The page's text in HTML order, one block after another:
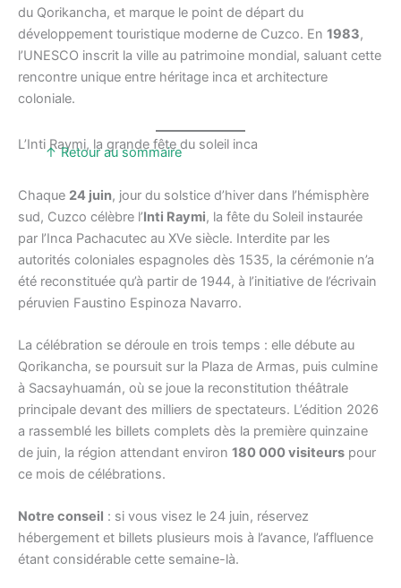
du Qorikancha, et marque le point de départ du
développement touristique moderne de Cuzco. En 1983,
l’UNESCO inscrit la ville au patrimoine mondial, saluant cette
rencontre unique entre héritage inca et architecture
coloniale.
L’Inti Raymi, la grande fête du soleil inca
↑ Retour au sommaire
Chaque 24 juin, jour du solstice d’hiver dans l’hémisphère
sud, Cuzco célèbre l’Inti Raymi, la fête du Soleil instaurée
par l’Inca Pachacutec au XVe siècle. Interdite par les
autorités coloniales espagnoles dès 1535, la cérémonie n’a
été reconstituée qu’à partir de 1944, à l’initiative de l’écrivain
péruvien Faustino Espinoza Navarro.
La célébration se déroule en trois temps : elle débute au
Qorikancha, se poursuit sur la Plaza de Armas, puis culmine
à Sacsayhuamán, où se joue la reconstitution théâtrale
principale devant des milliers de spectateurs. L’édition 2026
a rassemblé les billets complets dès la première quinzaine
de juin, la région attendant environ 180 000 visiteurs pour
ce mois de célébrations.
Notre conseil : si vous visez le 24 juin, réservez
hébergement et billets plusieurs mois à l’avance, l’affluence
étant considérable cette semaine-là.